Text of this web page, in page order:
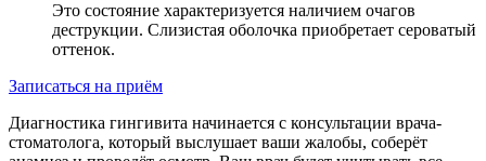
Это состояние характеризуется наличием очагов
деструкции. Слизистая оболочка приобретает сероватый
оттенок.
Записаться на приём
Диагностика гингивита начинается с консультации врача-
стоматолога, который выслушает ваши жалобы, соберёт